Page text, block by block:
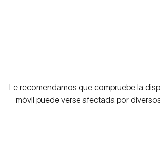
Le recomendamos que compruebe la
móvil puede verse afectada por